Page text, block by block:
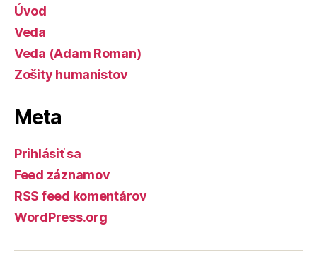
Úvod
Veda
Veda (Adam Roman)
Zošity humanistov
Meta
Prihlásiť sa
Feed záznamov
RSS feed komentárov
WordPress.org